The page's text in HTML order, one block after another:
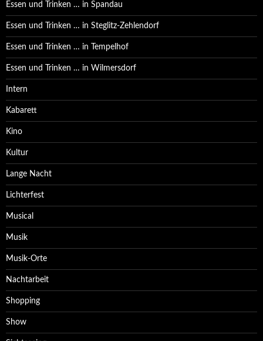
Essen und Trinken … in Spandau
Essen und Trinken … in Steglitz-Zehlendorf
Essen und Trinken … in Tempelhof
Essen und Trinken … in Wilmersdorf
Intern
Kabarett
Kino
Kultur
Lange Nacht
Lichterfest
Musical
Musik
Musik-Orte
Nachtarbeit
Shopping
Show